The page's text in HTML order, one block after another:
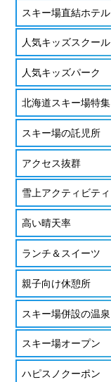
スキー場直結ホテル
人気キッズスクール
人気キッズパーク
北海道スキー場特集
スキー場の託児所
アクセス抜群
雪上アクティビティ
高い晴天率
ランチ＆スイーツ
親子向け休憩所
スキー場併設の温泉
スキー場オープン
ハピスノクーポン